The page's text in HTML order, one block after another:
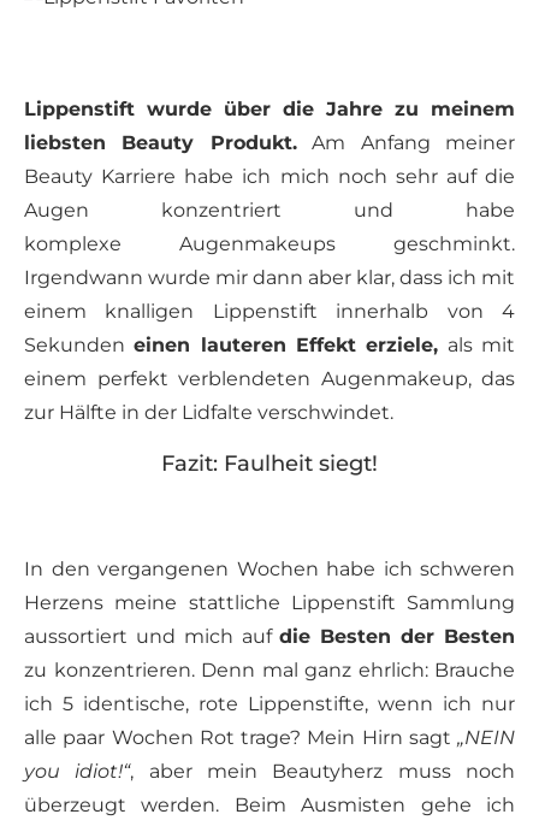
Lippenstift wurde über die Jahre zu meinem
liebsten Beauty Produkt.Am Anfang meiner
Beauty Karriere habe ich mich noch sehr auf die
Augen konzentriert und habe
komplexe Augenmakeups geschminkt.
Irgendwann wurde mir dann aber klar, dass ich mit
einem knalligen Lippenstift innerhalb von 4
Sekundeneinen lauteren Effekt erziele, als mit
einem perfekt verblendeten Augenmakeup, das
zur Hälfte in der Lidfalte verschwindet.
Fazit: Faulheit siegt!
In den vergangenen Wochen habe ich schweren
Herzens meine stattliche Lippenstift Sammlung
aussortiert und mich aufdie Besten der Besten
zu konzentrieren. Denn mal ganz ehrlich: Brauche
ich 5 identische, rote Lippenstifte, wenn ich nur
alle paar Wochen Rot trage? Mein Hirn sagt „NEIN
you idiot!“, aber mein Beautyherz muss noch
überzeugt werden. Beim Ausmisten gehe ich